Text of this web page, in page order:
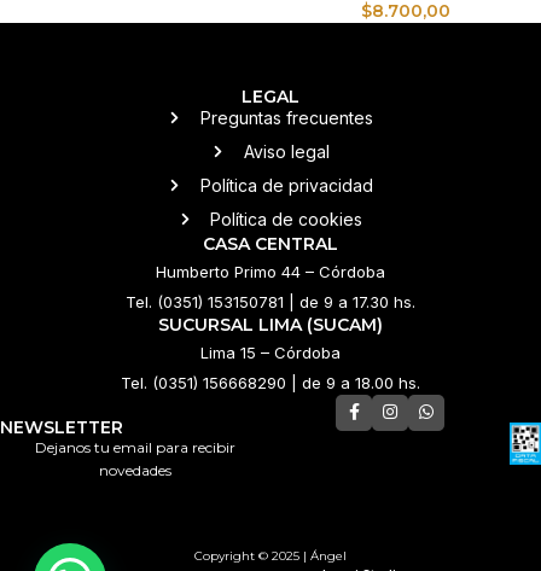
$8.700,00
LEGAL
Preguntas frecuentes
Aviso legal
Política de privacidad
Política de cookies
CASA CENTRAL
Humberto Primo 44 – Córdoba
Tel. (0351) 153150781 | de 9 a 17.30 hs.
SUCURSAL LIMA (SUCAM)
Lima 15 – Córdoba
Tel. (0351) 156668290 | de 9 a 18.00 hs.
NEWSLETTER
Dejanos tu email para recibir
novedades
Copyright © 2025 | Ángel